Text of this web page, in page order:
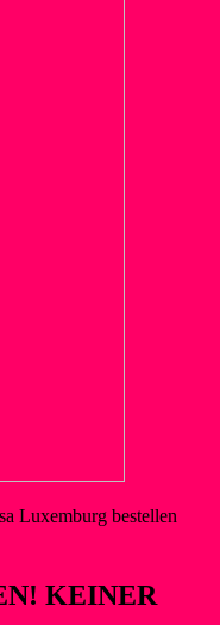
Luxemburg bestellen
KEINER